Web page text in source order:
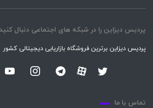
پردیس دیزاین را در شبکه های اجتماعی دنبال کنید
پردیس دیزاین برترین فروشگاه بازاریابی دیجیتالی کشور
تماس با ما